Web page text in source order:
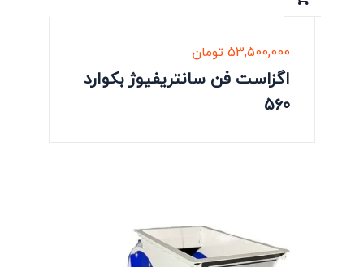
53,500,000تومان
اگزاست فن سانتریفیوژ بکوارد
560